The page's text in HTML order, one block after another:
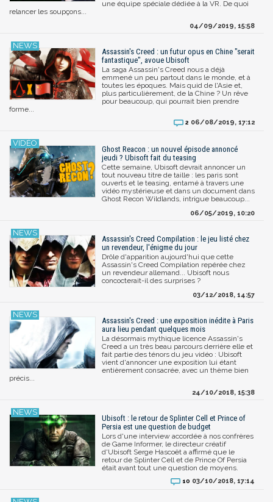
une équipe spéciale dédiée à la VR. De quoi
relancer les soupçons...
04/09/2019, 15:58
Assassin's Creed : un futur opus en Chine "serait
fantastique", avoue Ubisoft
La saga Assassin's Creed nous a déjà
emmené un peu partout dans le monde, et à
toutes les époques. Mais quid de l'Asie et,
plus particulièrement, de la Chine ? Un rêve
pour beaucoup, qui pourrait bien prendre
forme...
2 06/08/2019, 17:12
Ghost Reacon : un nouvel épisode annoncé
jeudi ? Ubisoft fait du teasing
Cette semaine, Ubisoft devrait annoncer un
tout nouveau titre de taille : les paris sont
ouverts et le teasing, entamé à travers une
vidéo mystérieuse et dans un document dans
Ghost Recon Wildlands, intrigue beaucoup...
06/05/2019, 10:20
Assassin's Creed Compilation : le jeu listé chez
un revendeur, l'énigme du jour
Drôle d'apparition aujourd'hui que cette
Assassin's Creed Compilation repérée chez
un revendeur allemand... Ubisoft nous
concocterait-il des surprises ?
03/12/2018, 14:57
Assassin's Creed : une exposition inédite à Paris
aura lieu pendant quelques mois
La désormais mythique licence Assassin's
Creed a un très beau parcours derrière elle et
fait partie des ténors du jeu vidéo : Ubisoft
vient d'annoncer une exposition lui étant
entièrement consacrée, avec un thème bien
précis...
24/10/2018, 15:38
Ubisoft : le retour de Splinter Cell et Prince of
Persia est une question de budget
Lors d'une interview accordée à nos confrères
de Game Informer, le directeur créatif
d'Ubisoft Serge Hascoët a affirmé que le
retour de Splinter Cell et de Prince Of Persia
était avant tout une question de moyens.
10 03/10/2018, 17:14